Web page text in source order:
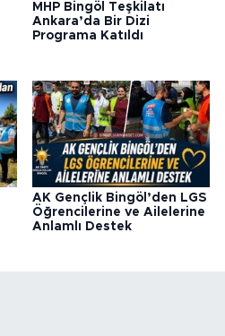
MHP Bingöl Teşkilatı
Ankara’da Bir Dizi
Programa Katıldı
AK Gençlik Bingöl’den LGS
Öğrencilerine ve Ailelerine
Anlamlı Destek